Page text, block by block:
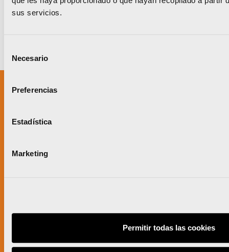
sus servicios.
consentimiento
Necesario
Preferencias
Estadística
Marketing
Permitir todas las cookies